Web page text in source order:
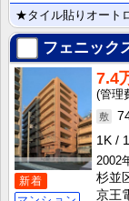
フェニック
新着
7.4
1K
2002
杉並
京王